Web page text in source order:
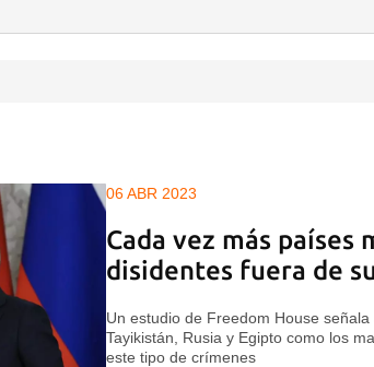
06 ABR 2023
Cada vez más países
disidentes fuera de
Un estudio de Freedom House señala
Tayikistán, Rusia y Egipto como los
este tipo de crímenes